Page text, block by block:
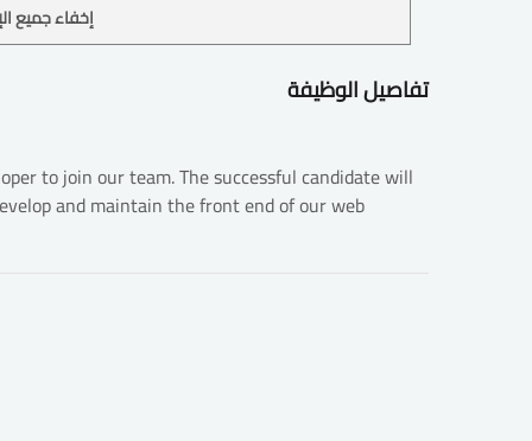
إخفاء جميع
تفاصيل الوظيفة
to join our team. The successful candidate will
and maintain the front end of our web